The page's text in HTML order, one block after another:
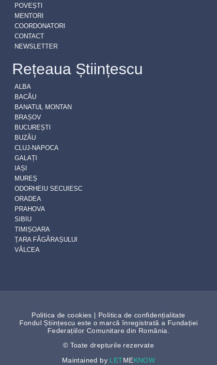
POVEȘTI
MENTORI
COORDONATORI
CONTACT
NEWSLETTER
Rețeaua Științescu
ALBA
BACĂU
BANATUL MONTAN
BRAȘOV
BUCUREȘTI
BUZĂU
CLUJ-NAPOCA
GALAȚI
IAȘI
MUREȘ
ODORHEIU SECUIESC
ORADEA
PRAHOVA
SIBIU
TIMIȘOARA
ȚARA FĂGĂRAȘULUI
VÂLCEA
Politica de cookies | Politica de confidențialitate
Fondul Științescu este o marcă înregistrată a Fundației
Federațiilor Comunitare din România.
© Toate drepturile rezervate
Maintained by LETMEKNOW